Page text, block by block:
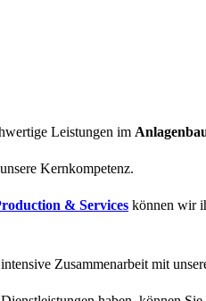
Leistungen im
Kernkompetenz.
& Services können wir
Zusammenarbeit mit